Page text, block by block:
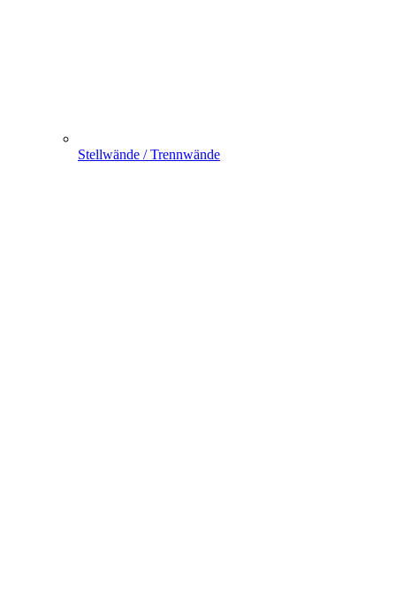
Stellwände / Trennwände